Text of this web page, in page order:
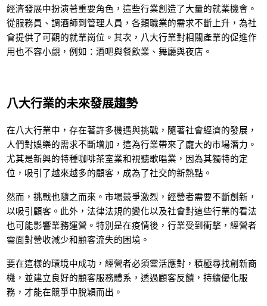
經濟發展中扮演著重要角色，這些行業創造了大量的就業機會。
從服務員、調酒師到管理人員，各類職業的需求不斷上升，為社
會提供了可觀的就業崗位。其次，八大行業對相關產業的促進作
用也不容小覷，例如：酒吧與餐飲業、舞廳與夜店。
八大行業的未來發展趨勢
在八大行業中，存在著許多機遇與挑戰，隨著社會經濟的發展，
人們對娛樂的需求不斷增加，這為行業帶來了龐大的市場潛力。
尤其是新興的特種咖啡茶室業和視聽歌唱業，因為其獨特的定
位，吸引了越來越多的顧客，成為了社交的新熱點。
然而，挑戰也隨之而來。市場競爭激烈，經營者需要不斷創新，
以吸引顧客。此外，法律法規的變化以及社會對這些行業的看法
也可能影響業務運營。特別是在疫情後，行業受到衝擊，經營者
需面對營收減少和顧客流失的困境。
要在這樣的環境中成功，經營者必須靈活應對，積極尋找創新商
機，並建立良好的顧客服務體系，透過顧客反饋，持續優化服
務，才能在競爭中脫穎而出。